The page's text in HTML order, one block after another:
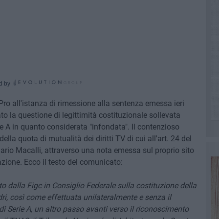
by
all'istanza di rimessione alla sentenza emessa ieri
la questione di legittimità costituzionale sollevata
A in quanto considerata "infondata". Il contenzioso
quota di mutualità dei diritti TV di cui all'art. 24 del
Macalli, attraverso una nota emessa sul proprio sito
Ecco il testo del comunicato:
dalla Figc in Consiglio Federale sulla costituzione della
così come effettuata unilateralmente e senza il
Serie A, un altro passo avanti verso il riconoscimento